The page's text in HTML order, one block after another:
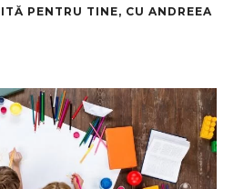
PENTRU TINE, CU ANDREEA